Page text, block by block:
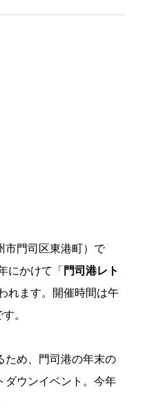
市門司区東港町）で
にかけて「門司港レト
れます。開催時間は午
。
ため、門司港の年末の
ダウンイベント。今年